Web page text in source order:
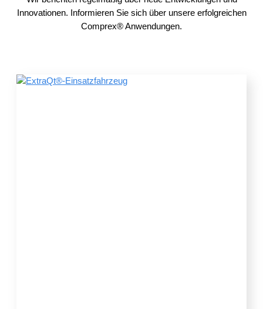
Innovationen. Informieren Sie sich über unsere erfolgreichen
Comprex® Anwendungen.